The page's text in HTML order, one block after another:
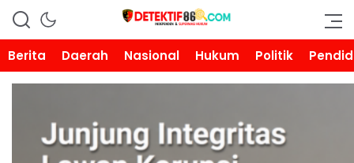
DETEKTIF86.COM
Berita
Daerah Nasional Hukum Politik